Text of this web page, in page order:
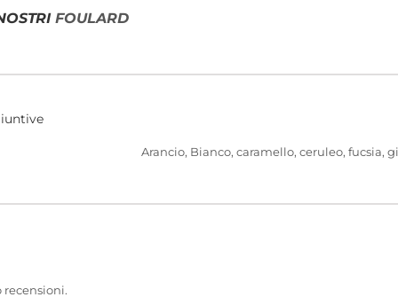
FOULARD
Arancio, Bianco, caramello, ceruleo, fucsia,
recensioni.